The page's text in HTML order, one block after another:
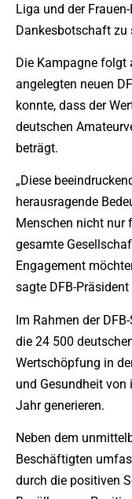
Liga und der
Dankesbotschaft zu
Die Kampagne folgt
angelegten neuen
konnte, dass der
deutschen
beträgt.
„Diese
herausragende
Menschen nicht nur
gesamte
Engagement
sagte DFB-Präsident
Im Rahmen der
die 24 500
Wertschöpfung in
und Gesundheit von
Jahr generieren.
Neben dem
Beschäftigten
durch die positiven